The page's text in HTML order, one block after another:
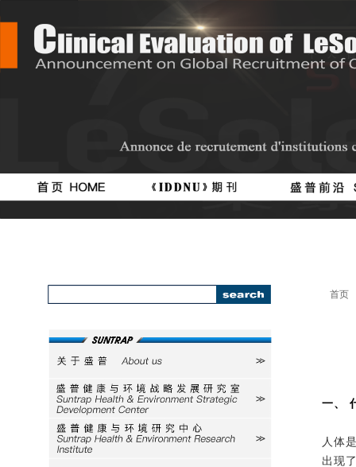
按钮
#
按钮
一、
人体
出现
关于盛普
研究室
研究中心
首页
111111